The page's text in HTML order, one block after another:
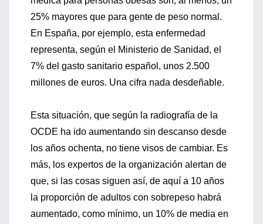
25% mayores que para gente de peso normal.
En España, por ejemplo, esta enfermedad
representa, según el Ministerio de Sanidad, el
7% del gasto sanitario español, unos 2.500
millones de euros. Una cifra nada desdeñable.
Esta situación, que según la radiografía de la
OCDE ha ido aumentando sin descanso desde
los años ochenta, no tiene visos de cambiar. Es
más, los expertos de la organización alertan de
que, si las cosas siguen así, de aquí a 10 años
la proporción de adultos con sobrepeso habrá
aumentado, como mínimo, un 10% de media en